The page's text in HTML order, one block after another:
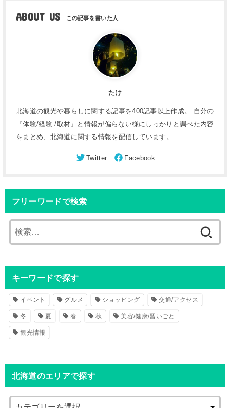
ABOUT US
たけ
北海道の観光や暮らしに関する記事を400記事以上作成。 自分の
『体験/経験 /取材』と情報が偏らない様にしっかりと調べた内容
をまとめ、北海道に関する情報を配信しています。
フリーワードで検索
索
キーワードで探す
イベント グルメ ショッピング 交通/アクセス
冬 夏 春 秋 美容/健康/習いごと
観光情報
北海道のエリアで探す